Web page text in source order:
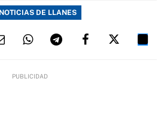
NOTICIAS DE LLANES